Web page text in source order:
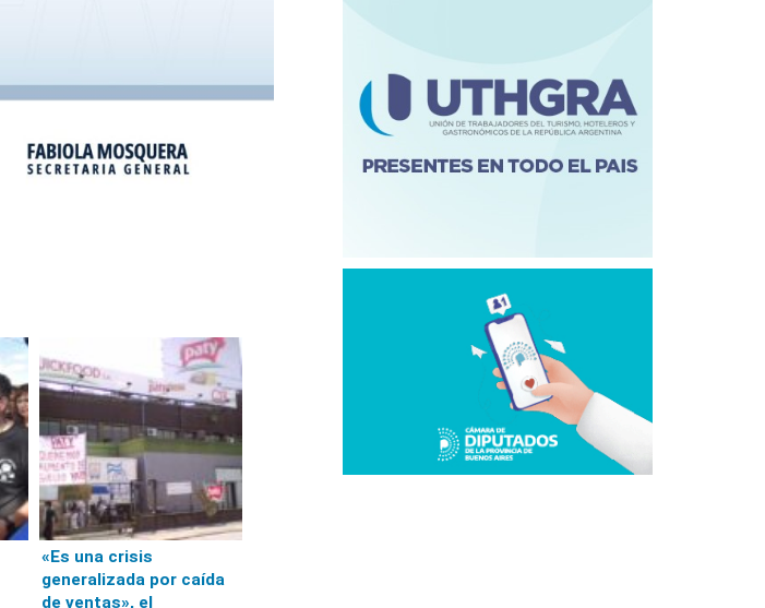
«Es una crisis
generalizada por caída
de ventas», el